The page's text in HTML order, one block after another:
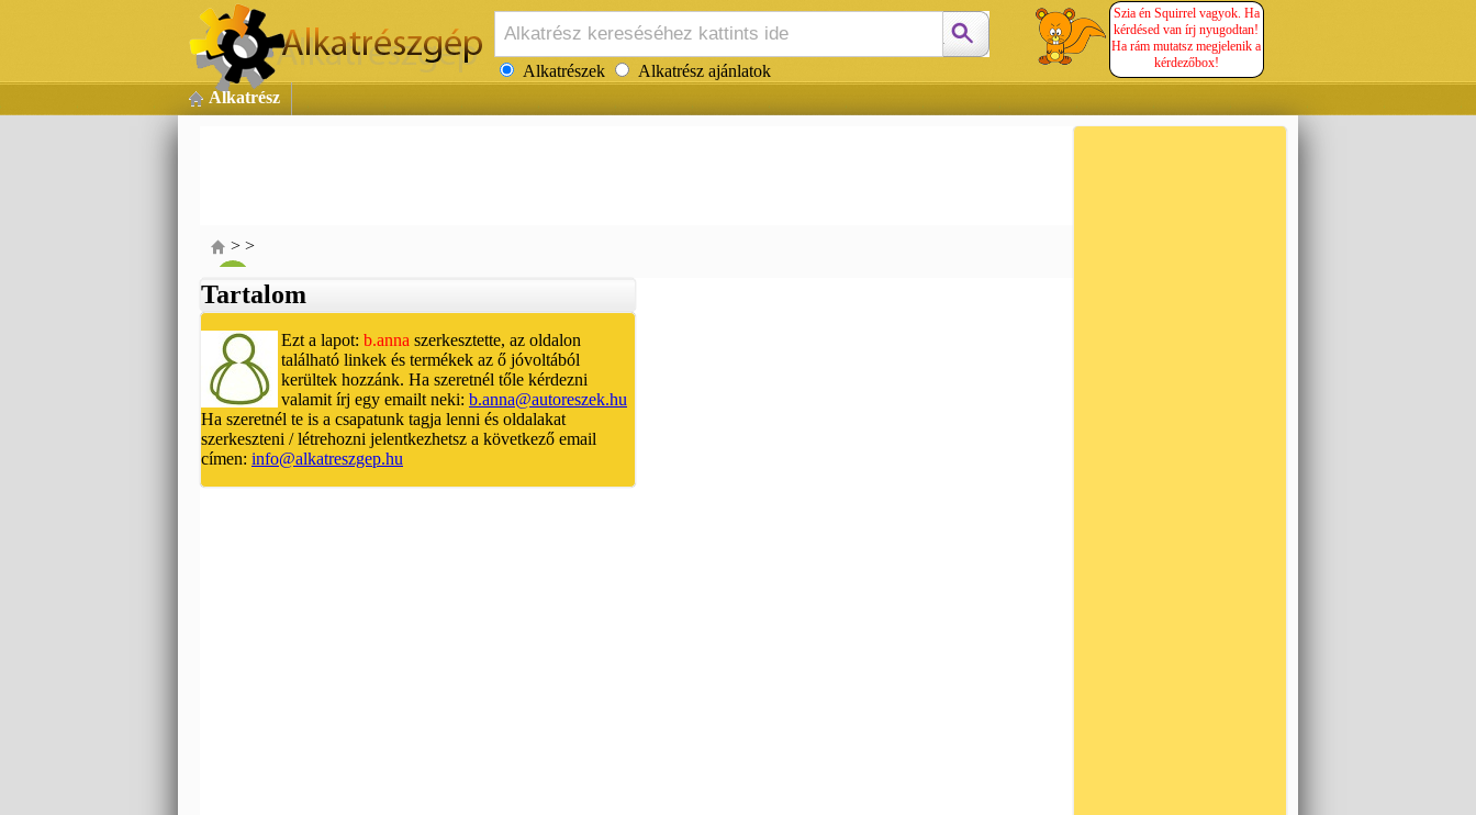
Alkatrészek Alkatrész ajánlatok
Szia én Squirrel vagyok. Ha
kérdésed van írj nyugodtan!
Ha rám mutatsz megjelenik a
kérdezőbox!
Alkatrész
> >
Tartalom
Ezt a lapot: b.anna szerkesztette, az oldalon
található linkek és termékek az ő jóvoltából
kerültek hozzánk. Ha szeretnél tőle kérdezni
valamit írj egy emailt neki: b.anna@autoreszek.hu
Ha szeretnél te is a csapatunk tagja lenni és oldalakat
szerkeszteni / létrehozni jelentkezhetsz a következő email
címen: info@alkatreszgep.hu